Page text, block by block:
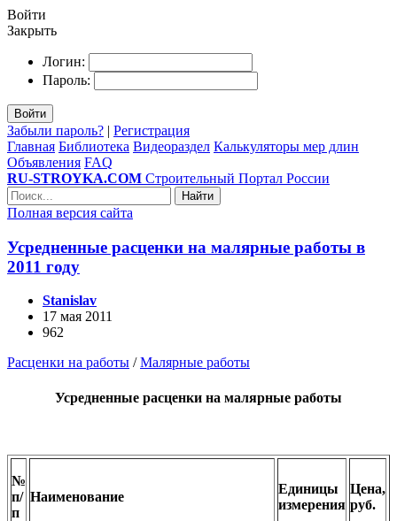
Войти
Закрыть
Логин:
Пароль:
Войти
Забыли пароль? | Регистрация
Главная Библиотека Видеораздел Калькуляторы мер длин
Объявления FAQ
RU-STROYKA.COM Строительный Портал России
Найти
Полная версия сайта
Усредненные расценки на малярные работы в
2011 году
Stanislav
17 мая 2011
962
Расценки на работы /Малярные работы
Усредненные расценки на малярные работы
№
п/
п
Наименование
Единицы
измерения
Цена,
руб.